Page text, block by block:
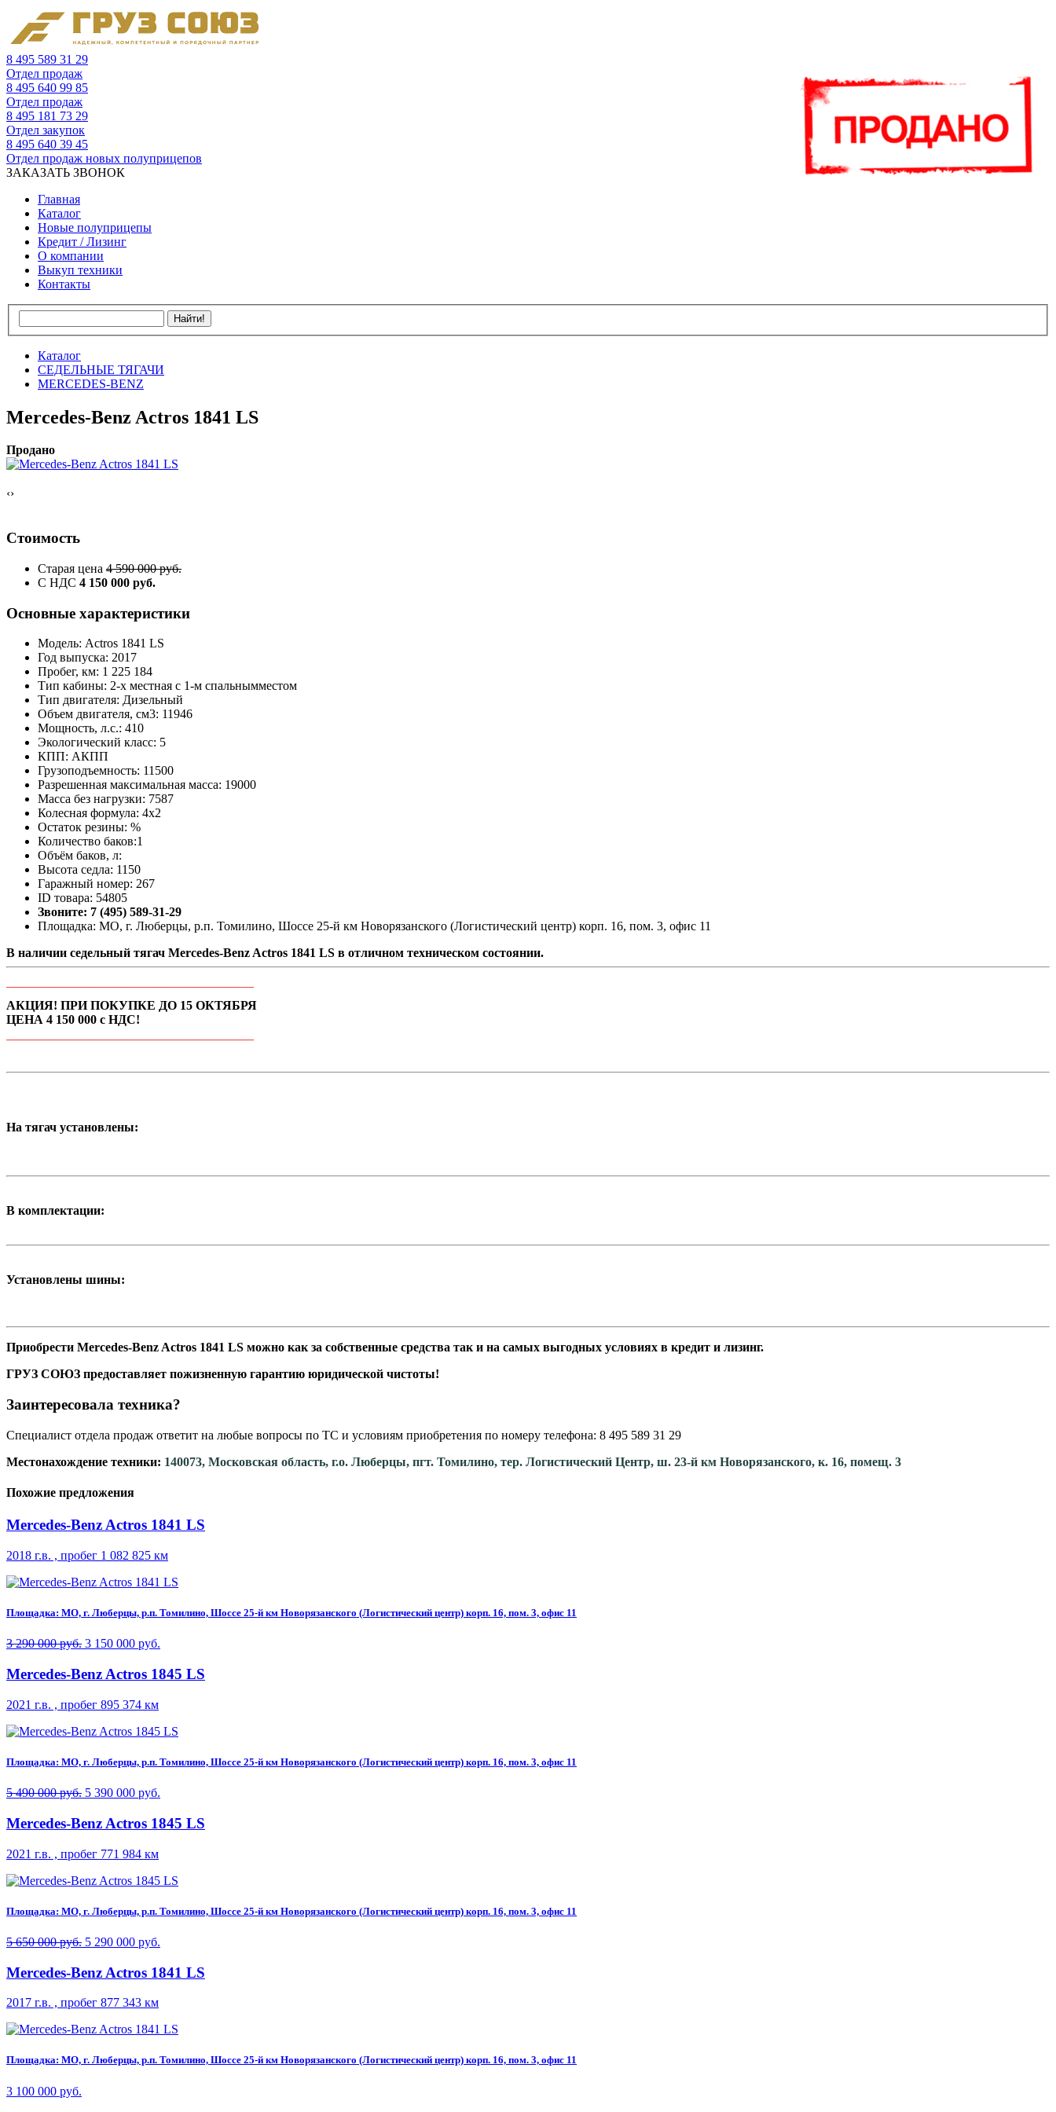
8 495 589 31 29
Отдел продаж
8 495 640 99 85
Отдел продаж
8 495 181 73 29
Отдел закупок
8 495 640 39 45
Отдел продаж новых полуприцепов
ЗАКАЗАТЬ ЗВОНОК
Главная
Каталог
Новые полуприцепы
Кредит / Лизинг
О компании
Выкуп техники
Контакты
Каталог
СЕДЕЛЬНЫЕ ТЯГАЧИ
MERCEDES-BENZ
Mercedes-Benz Actros 1841 LS
Продано
‹›
Стоимость
Старая цена 4 590 000 руб.
С НДС 4 150 000 руб.
Основные характеристики
Модель: Actros 1841 LS
Год выпуска: 2017
Пробег, км: 1 225 184
Тип кабины: 2-х местная с 1-м спальнымместом
Тип двигателя: Дизельный
Объем двигателя, см3: 11946
Мощность, л.с.: 410
Экологический класс: 5
КПП: АКПП
Грузоподъемность: 11500
Разрешенная максимальная масса: 19000
Масса без нагрузки: 7587
Колесная формула: 4х2
Остаток резины: %
Количество баков:1
Объём баков, л:
Высота седла: 1150
Гаражный номер: 267
ID товара: 54805
Звоните: 7 (495) 589-31-29
Площадка: МО, г. Люберцы, р.п. Томилино, Шоссе 25-й км Новорязанского (Логистический центр) корп. 16, пом. 3, офис 11
В наличии седельный тягач Mercedes-Benz Actros 1841 LS в отличном техническом состоянии.
АКЦИЯ! ПРИ ПОКУПКЕ ДО 15 ОКТЯБРЯ
ЦЕНА 4 150 000 с НДС!
На тягач установлены:
В комплектации:
Установлены шины:
Приобрести Mercedes-Benz Actros 1841 LS можно как за собственные средства так и на самых выгодных условиях в кредит и лизинг.
ГРУЗ СОЮЗ предоставляет пожизненную гарантию юридической чистоты!
Заинтересовала техника?
Специалист отдела продаж ответит на любые вопросы по ТС и условиям приобретения по номеру телефона: 8 495 589 31 29
Местонахождение техники: 140073, Московская область, г.о. Люберцы, пгт. Томилино, тер. Логистический Центр, ш. 23-й км Новорязанского, к. 16, помещ. 3
Похожие предложения
Mercedes-Benz Actros 1841 LS
2018 г.в. , пробег 1 082 825 км
Площадка: МО, г. Люберцы, р.п. Томилино, Шоссе 25-й км Новорязанского (Логистический центр) корп. 16, пом. 3, офис 11
3 290 000 руб. 3 150 000 руб.
Mercedes-Benz Actros 1845 LS
2021 г.в. , пробег 895 374 км
Площадка: МО, г. Люберцы, р.п. Томилино, Шоссе 25-й км Новорязанского (Логистический центр) корп. 16, пом. 3, офис 11
5 490 000 руб. 5 390 000 руб.
Mercedes-Benz Actros 1845 LS
2021 г.в. , пробег 771 984 км
Площадка: МО, г. Люберцы, р.п. Томилино, Шоссе 25-й км Новорязанского (Логистический центр) корп. 16, пом. 3, офис 11
5 650 000 руб. 5 290 000 руб.
Mercedes-Benz Actros 1841 LS
2017 г.в. , пробег 877 343 км
Площадка: МО, г. Люберцы, р.п. Томилино, Шоссе 25-й км Новорязанского (Логистический центр) корп. 16, пом. 3, офис 11
3 100 000 руб.